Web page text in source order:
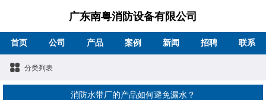
广东南粤消防设备有限公司
首页 公司 产品 案例 新闻 招聘 联系
分类列表
消防水带厂的产品如何避免漏水？